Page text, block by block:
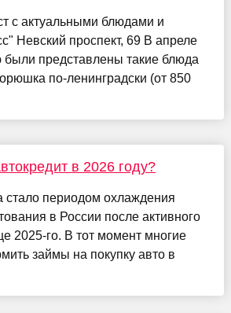
с актуальными блюдами и
Невский проспект, 69 В апреле
были представлены такие блюда
по-ленинградски (от 850
в 2026 году?
стало периодом охлаждения
в России после активного
2025-го. В тот момент многие
займы на покупку авто в